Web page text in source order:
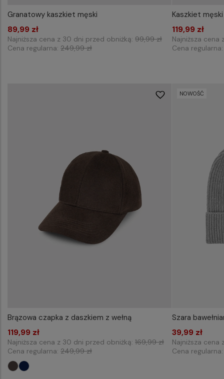
WYBIERZ ROZMIAR DO KOSZYKA
Granatowy kaszkiet męski
89,99 zł
Najniższa cena z 30 dni przed obniżką: 99,99 zł
Cena regularna: 249,99 zł
Kaszkiet
119,99 zł
Najniższa cena
Cena regularna:
Brązowa czapka z daszkiem z wełną
119,99 zł
Najniższa cena z 30 dni przed obniżką: 169,99 zł
Cena regularna: 249,99 zł
NOWOŚĆ
Szara
39,99 zł
Najniższa cena
Cena regularna: